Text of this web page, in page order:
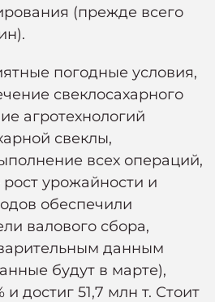
(прежде всего
погодные условия,
свеклосахарного
агротехнологий
свеклы,
всех операций,
рост урожайности и
обеспечили
валового сбора,
данным
будут в марте),
достиг 51,7 млн т. Стоит